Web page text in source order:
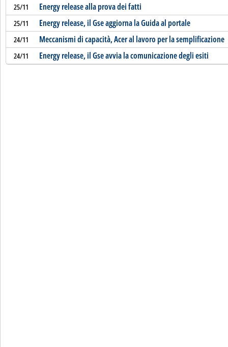
25/11 Energy release alla prova dei fatti
25/11 Energy release, il Gse aggiorna la Guida al portale
24/11 Meccanismi di capacità, Acer al lavoro per la semplificazione
24/11 Energy release, il Gse avvia la comunicazione degli esiti